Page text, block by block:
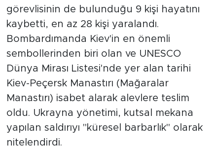
görevlisinin de bulunduğu 9 kişi hayatını
kaybetti, en az 28 kişi yaralandı.
Bombardımanda Kiev'in en önemli
sembollerinden biri olan ve UNESCO
Dünya Mirası Listesi'nde yer alan tarihi
Kiev-Peçersk Manastırı (Mağaralar
Manastırı) isabet alarak alevlere teslim
oldu. Ukrayna yönetimi, kutsal mekana
yapılan saldırıyı "küresel barbarlık" olarak
nitelendirdi.